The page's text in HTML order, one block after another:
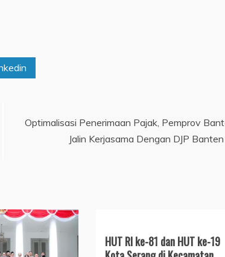
Optimalisasi Penerimaan Pajak, Pemprov
Jalin Kerjasama Dengan DJP Banten
HUT RI ke-81 dan HUT ke-19